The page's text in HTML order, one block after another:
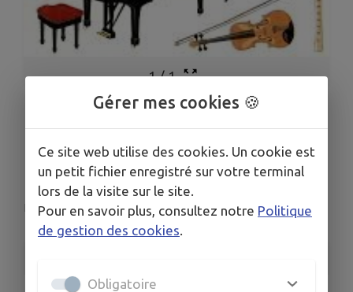
1/1
Concert Chansons
Françaises
Le Vanneau-Irleau
Gérer mes cookies 🍪
Ce site web utilise des cookies. Un cookie est
un petit fichier enregistré sur votre terminal
lors de la visite sur le site.
Pour en savoir plus, consultez notre Politique
de gestion des cookies
Obligatoire